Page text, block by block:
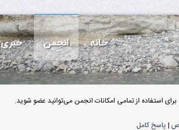
خانه انجمن خبری
استفاده از تمامی امکانات انجمن می‌توانید عضو شوید.
| پاسخ کامل